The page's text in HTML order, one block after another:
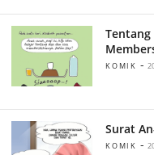
Tentang
KOMIK -
Surat
KOMIK -